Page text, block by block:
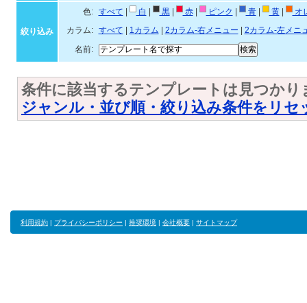
絞り込み
色: すべて 白 黒| 赤| ピンク 青| 黄|
オ
カラム:
すべて 1カラム 2カラム-右メニュー
2カラム-左メニ
名前:
条件に該当するテンプレートは見つかり
ジャンル・並び順・絞り込み条件をリセ
利用規約 | プライバシーポリシー | 推奨環境 | 会社概要 | サイトマップ